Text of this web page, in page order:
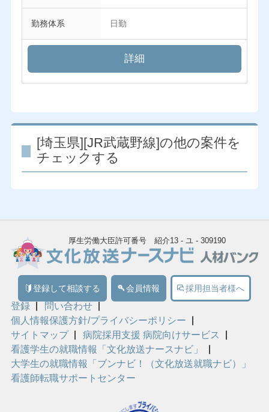
勤務体系 日勤
詳細
[埼玉県][JR武蔵野線]の他の案件を
チェックする
厚生労働大臣許可番号 紹介13 - ユ - 309190
登録して相談する 会員情報 採用担当者様へ
登録
問い合わせ
個人情報保護方針/プライバシーポリシー
サイトマップ
病院採用支援 病院向けサービス
看護学生の就職情報「文化放送ナースナビ」
大学生の就職情報「ブンナビ！（文化放送就職ナビ）」
看護師転職サポートセンター